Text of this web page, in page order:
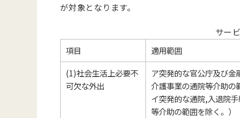
が対象となります。
サー
項目
適用範囲
(1)社会生活上必要不
可欠な外出
ア突発的な官公庁及び
介護事業の通院等介助の
イ突発的な通院,入退院
等介助の範囲を除く。）